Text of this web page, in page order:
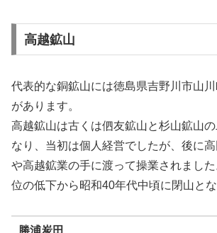
高越鉱山
代表的な銅鉱山には徳島県吉野川市山
があります。
高越鉱山は古くは伵友鉱山と杉山鉱山
なり、当初は個人経営でしたが、後に
や高越鉱業の手に渡って操業されまし
位の低下から昭和40年代中頃に閉山とな
勝浦炭田